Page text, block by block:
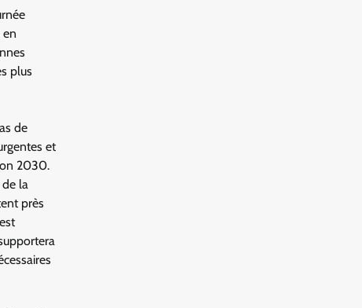
en
plus
de
et
2030.
de la
près